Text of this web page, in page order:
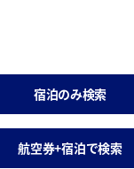
宿泊のみ検索
航空券+宿泊で検索